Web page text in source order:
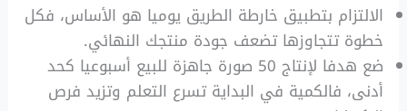
الالتزام بتطبيق خارطة الطريق يوميا هو الأساس، فكل
خطوة تتجاوزها تضعف جودة منتجك النهائي.
ضع هدفا لإنتاج 50 صورة جاهزة للبيع أسبوعيا كحد
أدنى، فالكمية في البداية تسرع التعلم وتزيد فرص